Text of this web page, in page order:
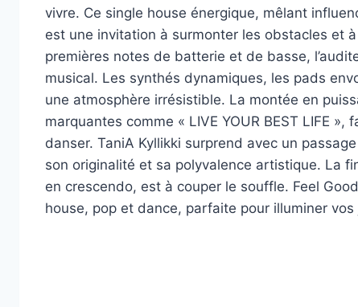
vivre. Ce single house énergique, mêlant
est une invitation à surmonter les obstacles et
premières notes de batterie et de basse,
musical. Les synthés dynamiques, les pads
une atmosphère irrésistible. La montée en
marquantes comme « LIVE YOUR BEST LIFE
danser. TaniA Kyllikki surprend avec un
son originalité et sa polyvalence artistique. La
en crescendo, est à couper le souffle. Feel
house, pop et dance, parfaite pour illuminer